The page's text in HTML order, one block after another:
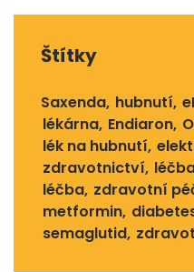
Štítky
Saxenda hubnutí
lékárna Endiaron
lék na hubnutí
zdravotnictví
léčba zdravotní
metformin
semaglutid